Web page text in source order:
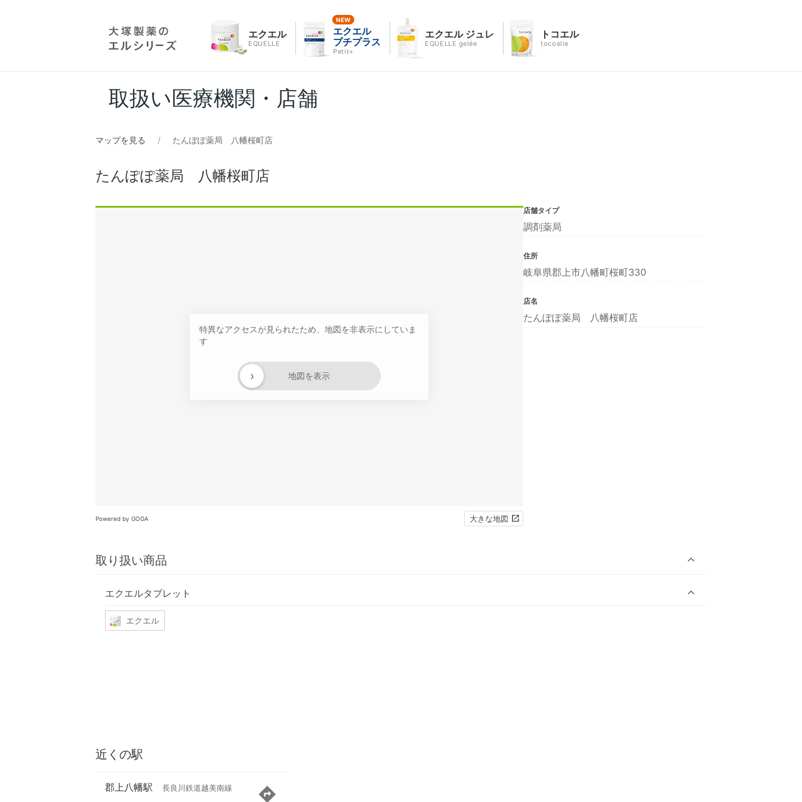
エクエル
EQUELLE
エクエル
プチプラス
Petit+
エクエル ジュレ
EQUELLE gelée
トコエル
tocoelle
取扱い医療機関・店舗
マップを見る たんぽぽ薬局 八幡桜町店
たんぽぽ薬局 八幡桜町店
特異なアクセスが見られたため、地図を非表示にしていま
す
地図を表示
›
Powered by GOGA 大きな地図
取り扱い商品
エクエルタブレット
エクエル
店舗タイプ
調剤薬局
住所
岐阜県郡上市八幡町桜町330
店名
たんぽぽ薬局 八幡桜町店
近くの駅
郡上八幡駅 長良川鉄道越美南線